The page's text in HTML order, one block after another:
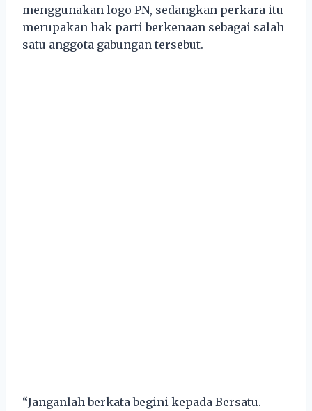
menggunakan logo PN, sedangkan perkara itu
merupakan hak parti berkenaan sebagai salah
satu anggota gabungan tersebut.
“Janganlah berkata begini kepada Bersatu.